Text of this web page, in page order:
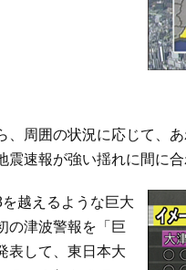
、周囲の状況に応じて、
震速報が強い揺れに間に合
越えるような巨大
の津波警報を「巨
表して、東日本大